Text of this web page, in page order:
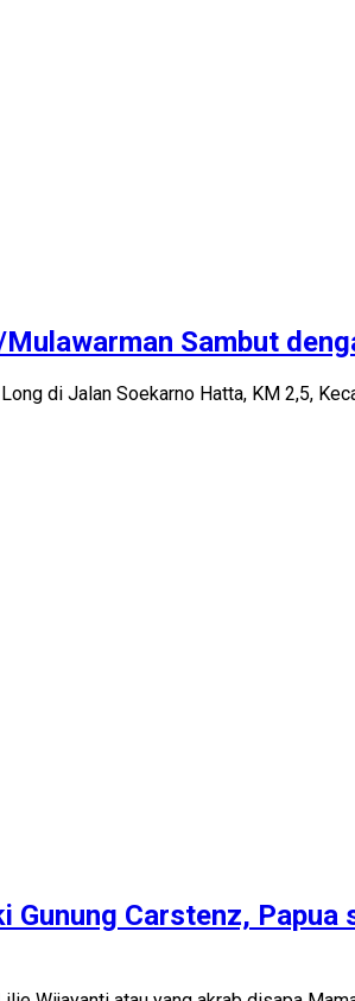
Sambut
di Jalan Soekarno Hatta, KM 2,5,
Carstenz, Papua